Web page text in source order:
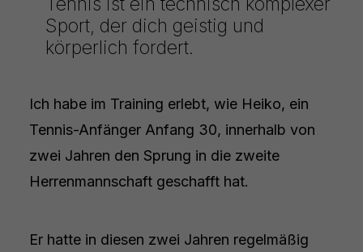
Sport, der dich geistig und
körperlich fordert.
Ich habe im Training erlebt, wie Heiko, ein
Tennis-Anfänger Anfang 30, innerhalb von
zwei Jahren den Sprung in die zweite
Herrenmannschaft geschafft hat.
Er hatte in diesen zwei Jahren regelmäßig